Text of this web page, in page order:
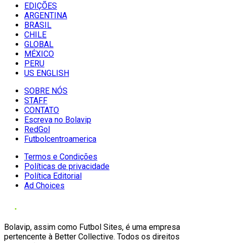
EDIÇÕES
ARGENTINA
BRASIL
CHILE
GLOBAL
MÉXICO
PERU
US ENGLISH
SOBRE NÓS
STAFF
CONTATO
Escreva no Bolavip
RedGol
Futbolcentroamerica
Termos e Condições
Políticas de privacidade
Política Editorial
Ad Choices
Bolavip, assim como Futbol Sites, é uma empresa
pertencente à Better Collective. Todos os direitos